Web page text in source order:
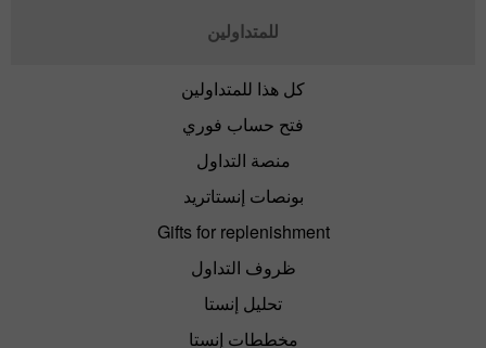
للمتداولين
كل هذا للمتداولين
فتح حساب فوري
منصة التداول
بونصات إنستاتريد
Gifts for replenishment
ظروف التداول
تحليل إنستا
مخططات إنستا